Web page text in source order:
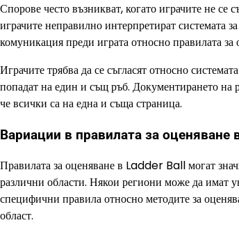
Спорове често възникват, когато играчите не се
играчите неправилно интерпретират системата
комуникация преди играта относно правилата
Играчите трябва да се съгласят относно
попадат на един и същ ръб. Документирането на
че всички са на една и съща страница.
Вариации в правилата за оценяване
Правилата за оценяване в Ladder Ball могат
различни области. Някои региони може да имат
специфични правила относно методите за
област.